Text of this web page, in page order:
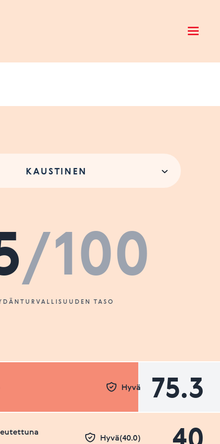
Open
KAUSTINEN
/100
TASO
75.3
Hyvä
Hyvä(40.0)